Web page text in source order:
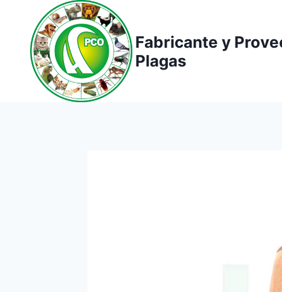
contenido
Fabricante y
Plagas